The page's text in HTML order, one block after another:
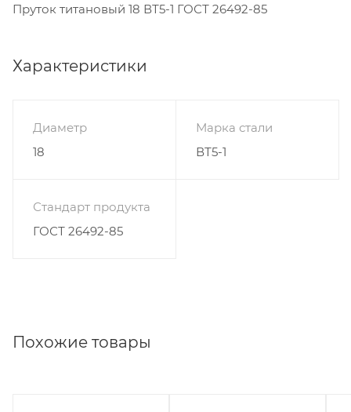
Пруток титановый 18 ВТ5-1 ГОСТ 26492-85
Характеристики
Диаметр
18
Марка стали
ВТ5-1
Стандарт продукта
ГОСТ 26492-85
Похожие товары